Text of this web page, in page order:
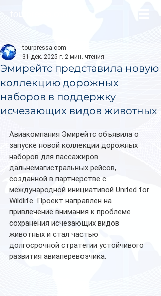
Эмирейтс представила новую
коллекцию дорожных
наборов в поддержку
исчезающих видов животных
tourpressa.com
31 дек. 2025 г. 2 мин. чтения
Авиакомпания Эмирейтс объявила о
запуске новой коллекции дорожных
наборов для пассажиров
дальнемагистральных рейсов,
созданной в партнёрстве с
международной инициативой United for
Wildlife. Проект направлен на
привлечение внимания к проблеме
сохранения исчезающих видов
животных и стал частью
долгосрочной стратегии устойчивого
развития авиаперевозчика.